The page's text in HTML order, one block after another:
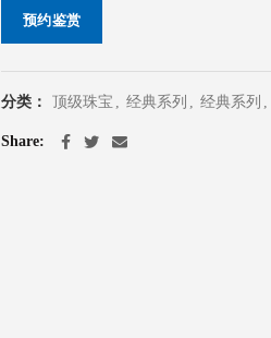
预约鉴赏
分类： 顶级珠宝 , 经典系列 , 经典系列 ,
Share